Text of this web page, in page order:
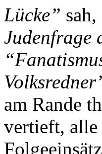
Lücke” sah,
Judenfrage
am Rande
vertieft, alle